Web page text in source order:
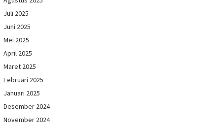
Juli 2025
Juni 2025
Mei 2025
April 2025
Maret 2025
Februari 2025
Januari 2025
Desember 2024
November 2024